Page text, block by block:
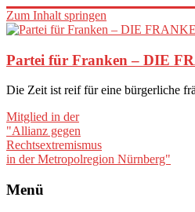
Zum Inhalt springen
Partei für Franken – DIE
Die Zeit ist reif für eine bürgerliche
Mitglied in der
"Allianz gegen
Rechtsextremismus
in der Metropolregion Nürnberg"
Menü